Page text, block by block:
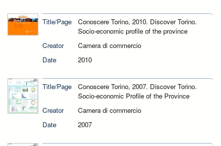
Title/Page
Conoscere Torino, 2010. Discover Torino.
Socio-economic profile of the province
Creator
Camera di commercio
Date
2010
Title/Page
Conoscere Torino, 2007. Discover Torino.
Socio-economic Profile of the Province
Creator
Camera di commercio
Date
2007